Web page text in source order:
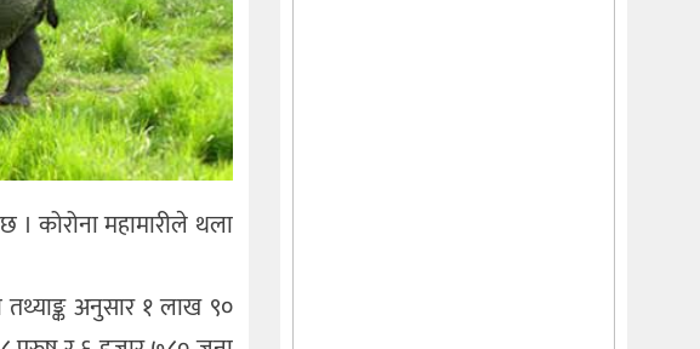
। कोरोना महामारीले थला
अनुसार १ लाख ९०